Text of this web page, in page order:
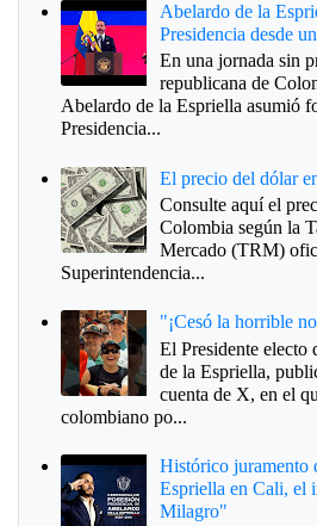
Abelardo de la
Presidencia desde
En una jornada sin
republicana de
Abelardo de la Espriella asumió
Presidencia...
El precio del dólar
Consulte aquí el
Colombia según la
Mercado (TRM)
Superintendencia...
"¡Cesó la horrible
El Presidente
de la Espriella,
cuenta de X, en el
colombiano po...
Histórico juramento
Espriella en Cali, el
Milagro"